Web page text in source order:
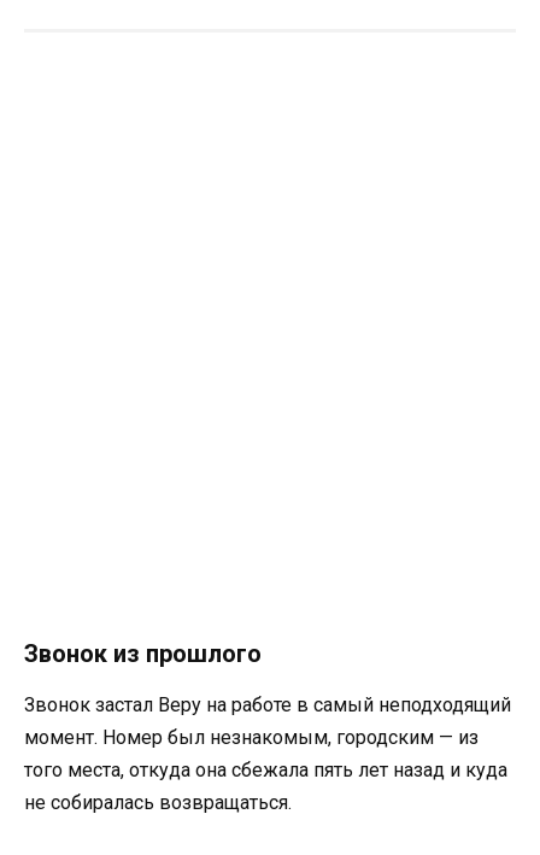
Звонок из прошлого
Звонок застал Веру на работе в самый неподходящий
момент. Номер был незнакомым, городским — из
того места, откуда она сбежала пять лет назад и куда
не собиралась возвращаться.